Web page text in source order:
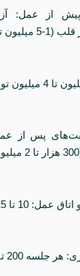
پیش از عمل:
تومان).
پس از